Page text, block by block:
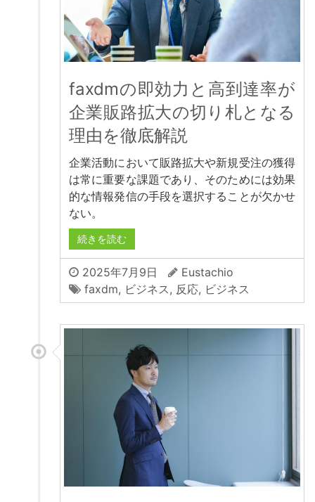
faxdmの即効力と高到達率が
企業販路拡大の切り札となる
理由を徹底解説
企業活動において販路拡大や新規受注の獲得
は常に重要な課題であり、そのためには効果
的な情報発信の手段を選択することが欠かせ
ない。
続きを読む
2025年7月9日
Eustachio
faxdm, ビジネス, 反応, ビジネス